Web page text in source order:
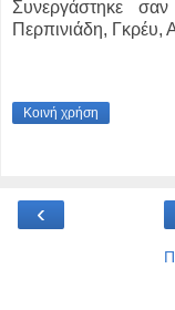
Συνεργάστηκε
Περπινιάδη, Γκρέυ,
Κοινή χρήση
‹